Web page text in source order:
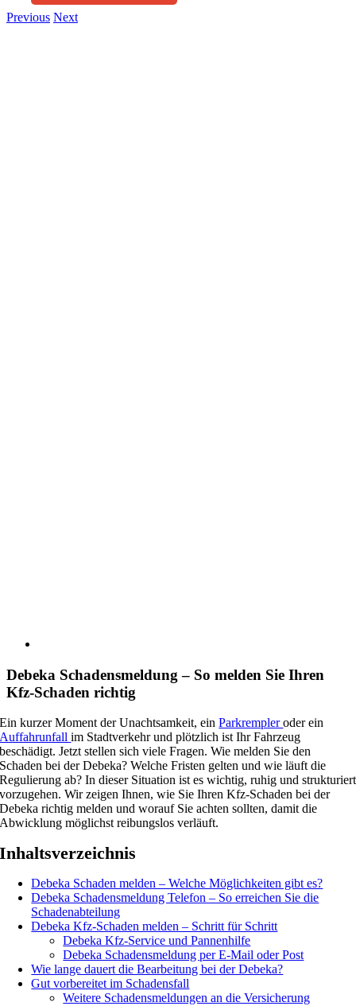
Previous Next
Debeka Schadensmeldung – So melden Sie Ihren
Kfz-Schaden richtig
Ein kurzer Moment der Unachtsamkeit, einParkrempleroder ein
Auffahrunfallim Stadtverkehr und plötzlich ist Ihr Fahrzeug
beschädigt. Jetzt stellen sich viele Fragen. Wie melden Sie den
Schaden bei der Debeka? Welche Fristen gelten und wie läuft die
Regulierung ab? In dieser Situation ist es wichtig, ruhig und strukturiert
vorzugehen. Wir zeigen Ihnen, wie Sie Ihren Kfz-Schaden bei der
Debeka richtig melden und worauf Sie achten sollten, damit die
Abwicklung möglichst reibungslos verläuft.
Inhaltsverzeichnis
Debeka Schaden melden – Welche Möglichkeiten gibt es?
Debeka Schadensmeldung Telefon – So erreichen Sie die
Schadenabteilung
Debeka Kfz-Schaden melden – Schritt für Schritt
Debeka Kfz-Service und Pannenhilfe
Debeka Schadensmeldung per E-Mail oder Post
Wie lange dauert die Bearbeitung bei der Debeka?
Gut vorbereitet im Schadensfall
Weitere Schadensmeldungen an die Versicherung